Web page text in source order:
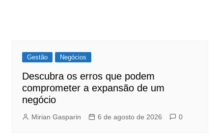
Gestão Negócios
Descubra os erros que podem
comprometer a expansão de um
negócio
Mirian Gasparin 6 de agosto de 2026 0